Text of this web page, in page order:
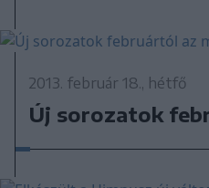
2013. február 18., hétfő
Új sorozatok